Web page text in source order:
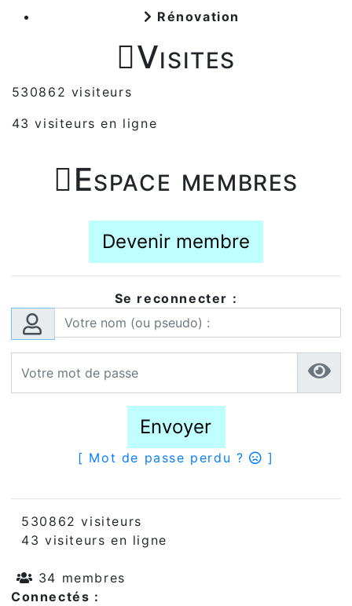
Rénovation
Visites
530862 visiteurs
43 visiteurs en ligne
Espace membres
Devenir membre
Se reconnecter :
Envoyer
[ Mot de passe perdu ? ]
530862 visiteurs
43 visiteurs en ligne
34 membres
Connectés :